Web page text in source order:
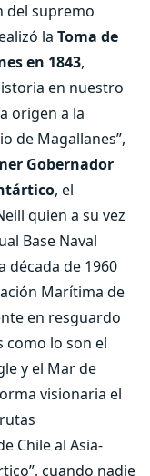
del supremo
la Toma de
en 1843,
en nuestro
origen a la
de Magallanes”,
Gobernador
, el
quien a su vez
Base Naval
década de 1960
Marítima de
en resguardo
lo son el
y el Mar de
visionaria el
Chile al Asia-
cuando nadie